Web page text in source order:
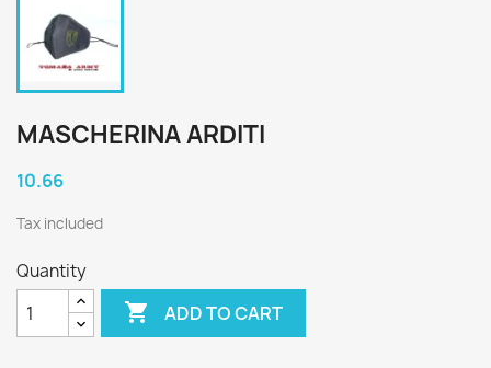
MASCHERINA ARDITI
10.66
Tax included
Quantity
 ADD TO CART